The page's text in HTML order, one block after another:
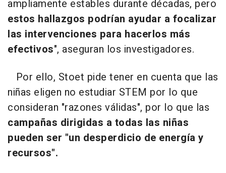
ampliamente estables durante décadas, pero
estos hallazgos podrían ayudar a focalizar
las intervenciones para hacerlos más
efectivos", aseguran los investigadores.
Por ello, Stoet pide tener en cuenta que las
niñas eligen no estudiar STEM por lo que
consideran "razones válidas", por lo que las
campañas dirigidas a todas las niñas
pueden ser "un desperdicio de energía y
recursos".